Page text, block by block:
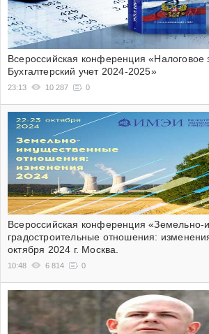
Всероссийская конференция «Налоговое
Бухгалтерский учет 2024-2025»
23:13 10 287 0
Всероссийская конференция
градостроительные отношения:
октября 2024 г. Москва.
10:48 6 814 0